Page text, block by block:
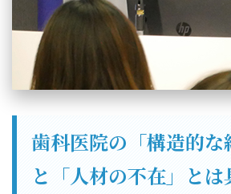
歯科医院の「構造的な
と「人材の不在」と